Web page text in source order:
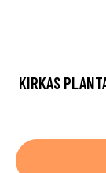
KIRKAS